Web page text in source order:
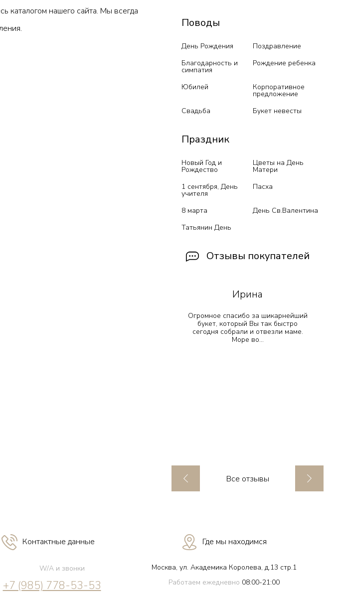
каталогом нашего сайта. Мы всегда
Поводы
День Рождения
Поздравление
Благодарность и
симпатия
Рождение ребенка
Юбилей Корпоративное
предложение
Свадьба
Букет невесты
Праздник
Новый Год и
Рождество
Цветы на День
Матери
1 сентября, День
учителя
Пасха
8 марта
День Св.Валентина
Татьянин День
Отзывы покупателей
Ирина
Огромное спасибо за шикарнейший
букет, который Вы так быстро
сегодня собрали и отвезли маме.
Море во...
Все отзывы
Контактные данные
W/A и звонки
+7 (985) 778-53-53
Где мы находимся
Москва, ул. Академика Королева, д.13 стр.1
Работаем ежедневно 08:00-21:00